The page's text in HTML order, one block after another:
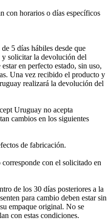
con horarios o días específicos
5 días hábiles desde que
y solicitar la devolución del
en perfecto estado, sin uso,
Una vez recibido el producto y
realizará la devolución del
Uruguay no acepta
cambios en los siguientes
de fabricación.
con el solicitado en
de los 30 días posteriores a la
para cambio deben estar sin
empaque original. No se
con estas condiciones.